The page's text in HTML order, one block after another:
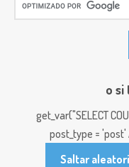
o si
get_var("SELECT
post_type = 'post'
Saltar